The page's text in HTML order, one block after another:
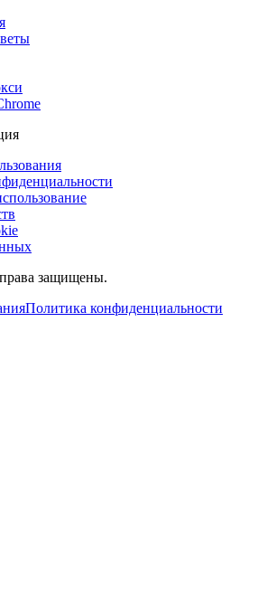
защищены.
Политика конфиденциальности